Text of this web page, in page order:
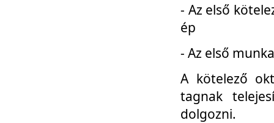
- Az első
ép
- Az első
A kötelező
tagnak
dolgozni.